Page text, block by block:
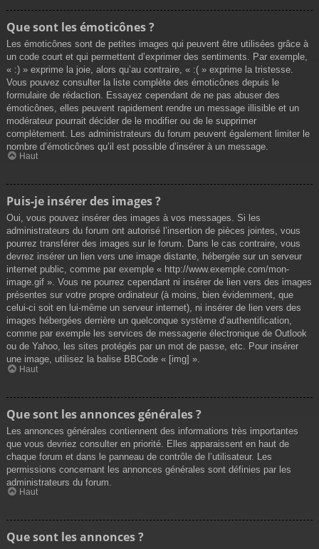
Que sont les émoticônes ?
Les émoticônes sont de petites images qui peuvent être utilisées grâce à
un code court et qui permettent d’exprimer des sentiments. Par exemple,
« :) » exprime la joie, alors qu’au contraire, « :( » exprime la tristesse.
Vous pouvez consulter la liste complète des émoticônes depuis le
formulaire de rédaction. Essayez cependant de ne pas abuser des
émoticônes, elles peuvent rapidement rendre un message illisible et un
modérateur pourrait décider de le modifier ou de le supprimer
complètement. Les administrateurs du forum peuvent également limiter le
nombre d’émoticônes qu’il est possible d’insérer à un message.
Haut
Puis-je insérer des images ?
Oui, vous pouvez insérer des images à vos messages. Si les
administrateurs du forum ont autorisé l’insertion de pièces jointes, vous
pourrez transférer des images sur le forum. Dans le cas contraire, vous
devrez insérer un lien vers une image distante, hébergée sur un serveur
internet public, comme par exemple « http://www.exemple.com/mon-
image.gif ». Vous ne pourrez cependant ni insérer de lien vers des images
présentes sur votre propre ordinateur (à moins, bien évidemment, que
celui-ci soit en lui-même un serveur internet), ni insérer de lien vers des
images hébergées derrière un quelconque système d’authentification,
comme par exemple les services de messagerie électronique de Outlook
ou de Yahoo, les sites protégés par un mot de passe, etc. Pour insérer
une image, utilisez la balise BBCode « [img] ».
Haut
Que sont les annonces générales ?
Les annonces générales contiennent des informations très importantes
que vous devriez consulter en priorité. Elles apparaissent en haut de
chaque forum et dans le panneau de contrôle de l’utilisateur. Les
permissions concernant les annonces générales sont définies par les
administrateurs du forum.
Haut
Que sont les annonces ?